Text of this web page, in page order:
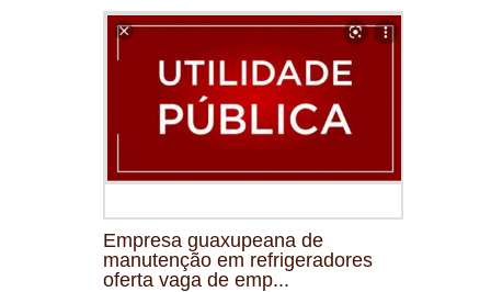
Empresa guaxupeana de
manutenção em refrigeradores
oferta vaga de emp...